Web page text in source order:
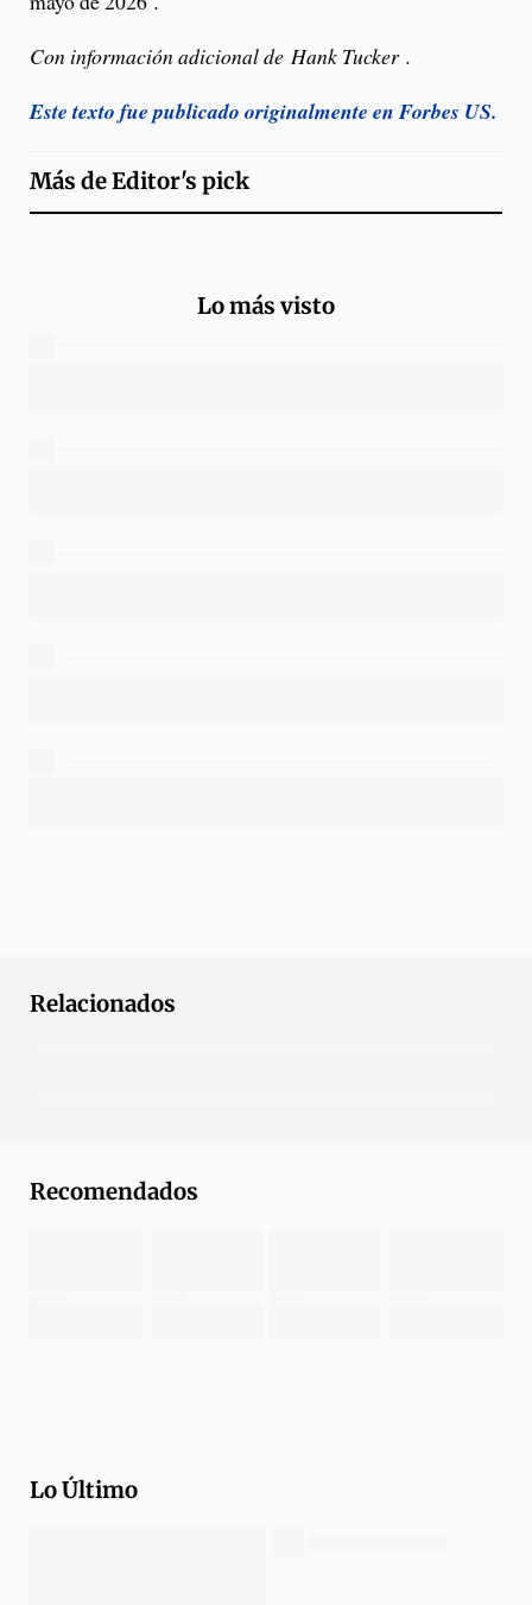
Con información adicional de Hank Tucker .
Este texto fue publicado originalmente en Forbes US.
Más deEditor's pick
Lo más visto
Relacionados
Recomendados
Lo Último